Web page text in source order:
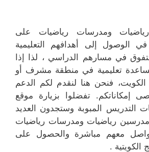
ومدرسات رياضيات على
الوصول إلى أهدافهم التعليمية
في مسارهم الدراسي ، لذا إذا
تعليمية في منطقة مشرف أو
فنحن هنا لنقدم لكم الدعم
إمكاناتكم. تفضلوا بزيارة موقع
التدريس المبوبة وستجدون العديد
رياضيات ومدرسات رياضيات
معهم مباشرة والحصول على
.